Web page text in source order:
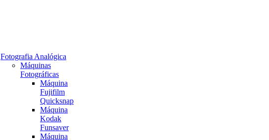
Fotografia Analógica
Máquinas
Fotográficas
Máquina
Fujifilm
Quicksnap
Máquina
Kodak
Funsaver
Máquina